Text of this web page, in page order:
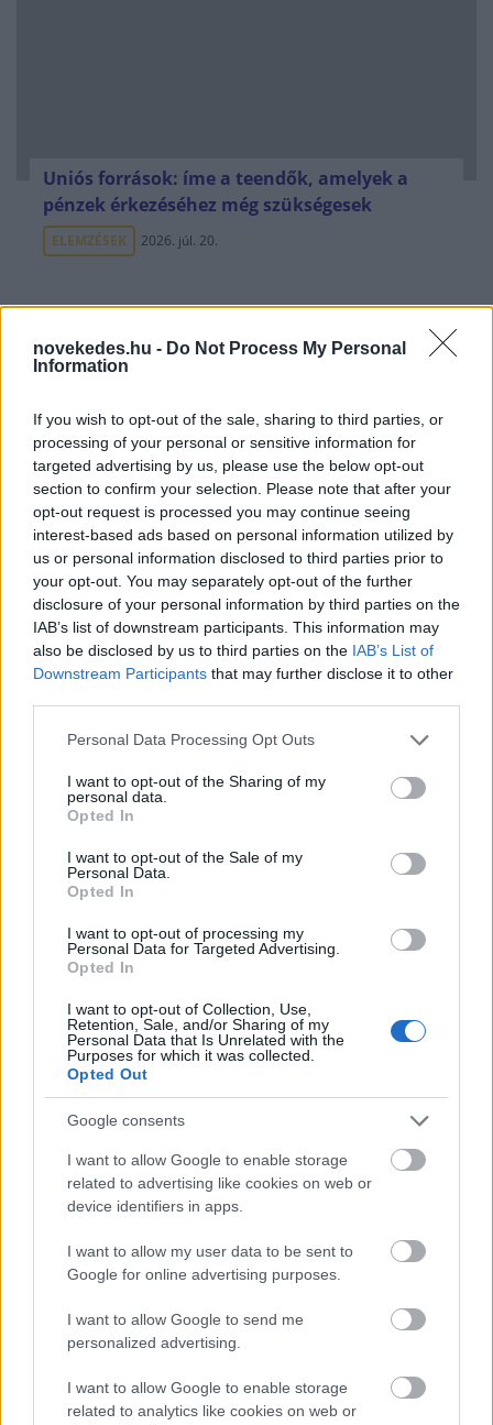
novekedes.hu - Do Not Process My Personal
Information
If you wish to opt-out of the sale, sharing to third parties, or
processing of your personal or sensitive information for
targeted advertising by us, please use the below opt-out
section to confirm your selection. Please note that after your
opt-out request is processed you may continue seeing
interest-based ads based on personal information utilized by
us or personal information disclosed to third parties prior to
your opt-out. You may separately opt-out of the further
disclosure of your personal information by third parties on the
IAB’s list of downstream participants. This information may
also be disclosed by us to third parties on the IAB’s List of
Downstream Participants that may further disclose it to other
Please note that this website/app uses one or more Google
not limited to your visit or usage behaviour. You may click to
grant or deny consent to Google and its third-party tags to
use your data for below specified purposes in below Google
consent section.
Personal Data Processing Opt Outs
I want to opt-out of the Sharing of my
personal data.
Opted In
I want to opt-out of the Sale of my
Personal Data.
Opted In
I want to opt-out of processing my
Personal Data for Targeted Advertising.
Opted In
I want to opt-out of Collection, Use,
Retention, Sale, and/or Sharing of my
Personal Data that Is Unrelated with the
Purposes for which it was collected.
Opted Out
Google consents
I want to allow Google to enable storage
related to advertising like cookies on web or
device identifiers in apps.
I want to allow my user data to be sent to
Google for online advertising purposes.
I want to allow Google to send me
personalized advertising.
I want to allow Google to enable storage
related to analytics like cookies on web or
Uniós források: íme a teendők, amelyek a
pénzek érkezéséhez még szükségesek
ELEMZÉSEK 2026. júl. 20.
Minden idők legjövedelmezőbbje és
legdrágábbja volt az amerikai foci vb -
gyorsmérleg
HÍREK 2026. júl. 20.
Mi lett Alain Delon vagyonával? Adóhatósági
csavar a sztoriban
Olasz lap: dzsihadista hálózatokra és a
ceutai bevándorlás biztonsági kockázataira
figyelmeztetnek a titkosszolgálatok
HÍREK 17 perce